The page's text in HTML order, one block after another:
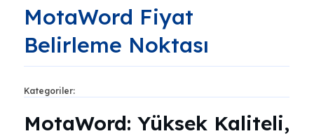
MotaWord Fiyat
Belirleme Noktası
Kategoriler:
MotaWord: Yüksek Kaliteli,